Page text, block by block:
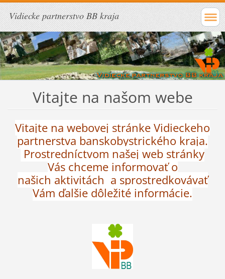
Vidiecke partnerstvo BB kraja
Vitajte na našom webe
Vitajte na webovej stránke Vidieckeho
partnerstva banskobystrického kraja.
Prostredníctvom našej web stránky
Vás chceme informovať o
našich aktivitách a sprostredkovávať
Vám ďalšie dôležité informácie.